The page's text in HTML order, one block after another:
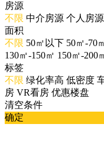
房源
不限 中介房源 个人房源
面积
不限 50㎡以下 50㎡-70
130㎡-150㎡ 150㎡-200
标签
不限 绿化率高 低密度
房 VR看房 优惠楼盘
清空条件
确定